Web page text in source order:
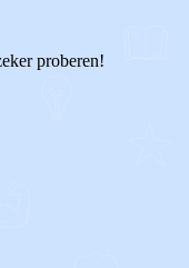
proberen!